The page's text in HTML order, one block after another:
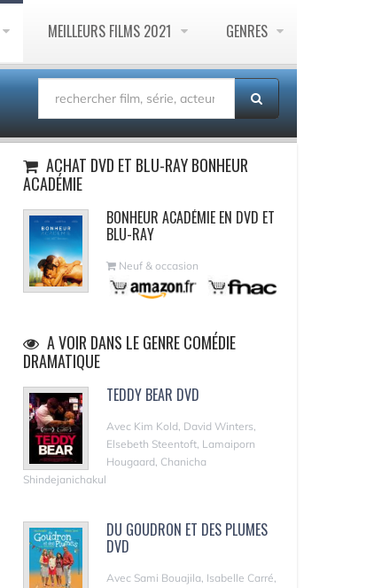
MEILLEURS FILMS 2021 GENRES
ACHAT DVD ET BLU-RAY BONHEUR
ACADÉMIE
BONHEUR ACADÉMIE EN DVD ET
BLU-RAY
Neuf & occasion
A VOIR DANS LE GENRE COMÉDIE
DRAMATIQUE
TEDDY BEAR DVD
Avec Kim Kold, David Winters,
Elsebeth Steentoft, Lamaiporn
Hougaard, Chanicha
Shindejanichakul
DU GOUDRON ET DES PLUMES
DVD
Avec Sami Bouajila, Isabelle Carré,